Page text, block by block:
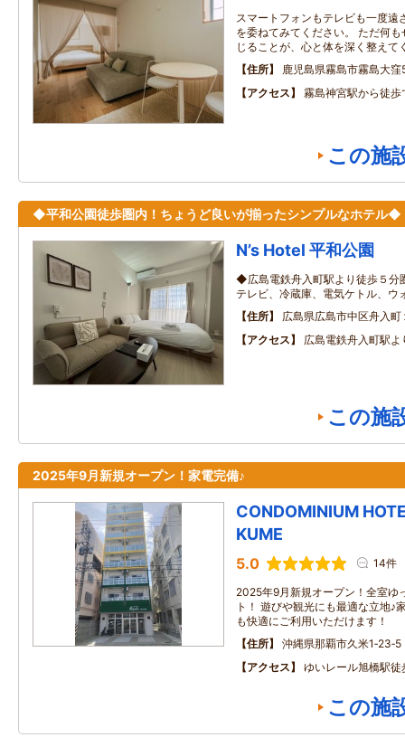
スマートフォンもテレビも一度遠
を委ねてみてください。 ただ何
じることが、心と体を深く整えて
住所
鹿児島県霧島市霧島大
アクセス
霧島神宮駅から徒
この施
◆平和公園徒歩圏内！ちょうど良いが揃ったシンプルなホテル◆
N’s Hotel 平和公園
◆広島電鉄舟入町駅より徒歩５
テレビ、冷蔵庫、電気ケトル、ウ
住所
広島県広島市中区舟入町
アクセス
広島電鉄舟入町駅
この施
2025年9月新規オープン！家電完備♪
CONDOMINIUM
KUME
5.0 14件
2025年9月新規オープン！全室ゆ
ト！ 遊びや観光にも最適な立地♪
も快適にご利用いただけます！
住所
沖縄県那覇市久米1‐23‐5
アクセス
ゆいレール旭橋駅徒
この施